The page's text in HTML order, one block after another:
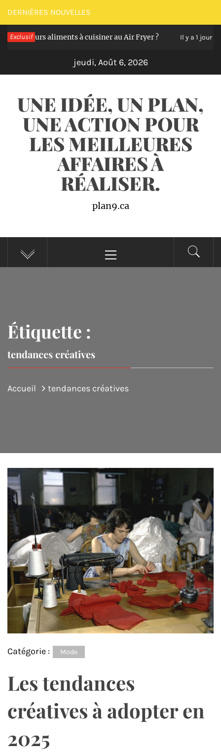
Passer
au
contenu
DERNIÈRES NOUVELLES
Exclusif
meilleurs aliments à cuisiner au Air Fryer ? Il y a 1 jour
jeudi, Août 6, 2026
UNE IDÉE, UN PLAN,
UNE ACTION POUR
LES MEILLEURES
AFFAIRES À
RÉALISER.
plan9.ca
principal
Étiquette :
tendances créatives
Accueil tendances créatives
Catégorie : Mode
Les tendances
créatives à adopter en
2025